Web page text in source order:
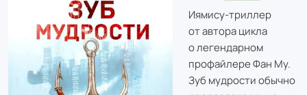
Иямису-триллер
от автора цикла
о легендарном
профайлере Фан Му.
Зуб мудрости обычно